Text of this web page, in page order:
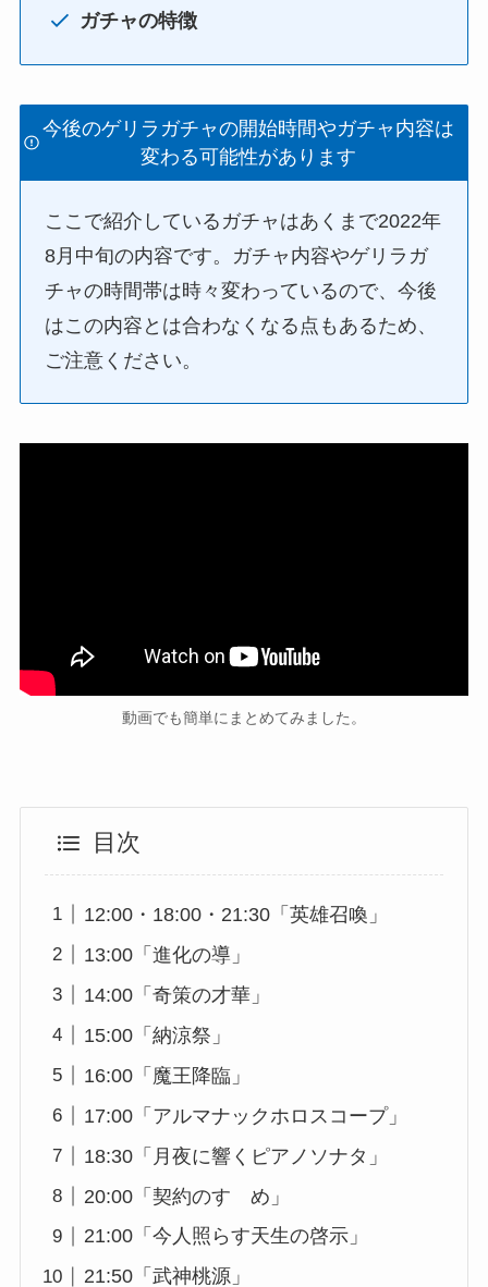
ガチャの特徴
今後のゲリラガチャの開始時間やガチャ内容は
変わる可能性があります
ここで紹介しているガチャはあくまで2022年
8月中旬の内容です。ガチャ内容やゲリラガ
チャの時間帯は時々変わっているので、今後
はこの内容とは合わなくなる点もあるため、
ご注意ください。
動画でも簡単にまとめてみました。
目次
12:00・18:00・21:30「英雄召喚」
13:00「進化の導」
14:00「奇策の才華」
15:00「納涼祭」
16:00「魔王降臨」
17:00「アルマナックホロスコープ」
18:30「月夜に響くピアノソナタ」
20:00「契約のすゝめ」
21:00「今人照らす天生の啓示」
21:50「武神桃源」